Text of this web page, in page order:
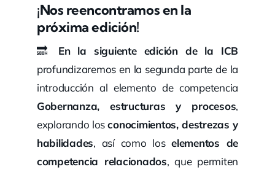
¡Nos reencontramos en la
próxima edición!
🔜 En la siguiente edición de la ICB
profundizaremos en la segunda parte de la
introducción al elemento de competencia
Gobernanza, estructuras y procesos,
explorando losconocimientos, destrezas y
habilidades, así como loselementos de
competencia relacionados, que permiten